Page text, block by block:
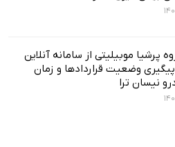
پرشیا موبیلیتی از سامانه آنلاین
وضعیت قراردادها و زمان
نیسان ترا